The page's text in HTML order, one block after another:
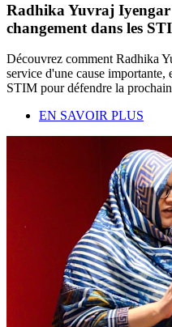
Radhika Yuvraj Iyengar
changement dans les
Découvrez comment Radhika
service d'une cause importante,
STIM pour défendre la
EN SAVOIR PLUS